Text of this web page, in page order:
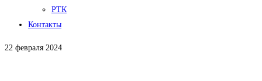
РТК
Контакты
22 февраля 2024